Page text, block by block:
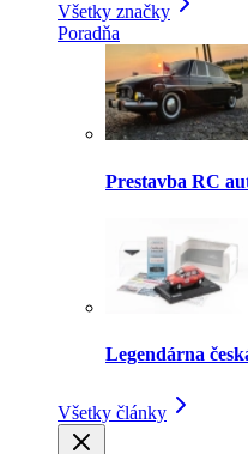
Všetky značky
Poradňa
Prestavba RC
Legendárna
Všetky články